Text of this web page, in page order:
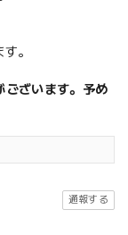
。
ございます。予め
通報する